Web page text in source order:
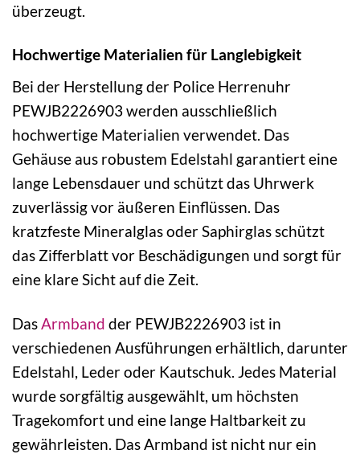
überzeugt.
Hochwertige Materialien für Langlebigkeit
Bei der Herstellung der Police Herrenuhr
PEWJB2226903 werden ausschließlich
hochwertige Materialien verwendet. Das
Gehäuse aus robustem Edelstahl garantiert eine
lange Lebensdauer und schützt das Uhrwerk
zuverlässig vor äußeren Einflüssen. Das
kratzfeste Mineralglas oder Saphirglas schützt
das Zifferblatt vor Beschädigungen und sorgt für
eine klare Sicht auf die Zeit.
DasArmband der PEWJB2226903 ist in
verschiedenen Ausführungen erhältlich, darunter
Edelstahl, Leder oder Kautschuk. Jedes Material
wurde sorgfältig ausgewählt, um höchsten
Tragekomfort und eine lange Haltbarkeit zu
gewährleisten. Das Armband ist nicht nur ein